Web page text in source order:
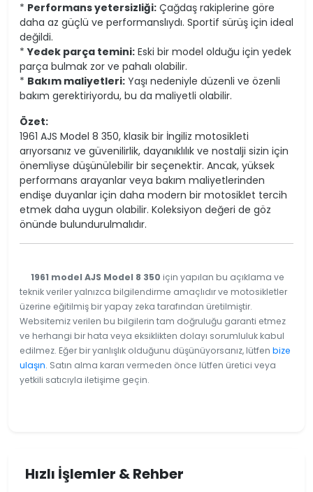
* Performans yetersizliği: Çağdaş rakiplerine göre
daha az güçlü ve performanslıydı. Sportif sürüş için ideal
değildi.
*Yedek parça temini: Eski bir model olduğu için yedek
parça bulmak zor ve pahalı olabilir.
* Bakım maliyetleri: Yaşı nedeniyle düzenli ve özenli
bakım gerektiriyordu, bu da maliyetli olabilir.
Özet:
1961 AJS Model 8 350, klasik bir İngiliz motosikleti
arıyorsanız ve güvenilirlik, dayanıklılık ve nostalji sizin için
önemliyse düşünülebilir bir seçenektir. Ancak, yüksek
performans arayanlar veya bakım maliyetlerinden
endişe duyanlar için daha modern bir motosiklet tercih
etmek daha uygun olabilir. Koleksiyon değeri de göz
önünde bulundurulmalıdır.
1961 model AJS Model 8 350 için yapılan bu açıklama ve
teknik veriler yalnızca bilgilendirme amaçlıdır ve motosikletler
üzerine eğitilmiş bir yapay zeka tarafından üretilmiştir.
Websitemiz verilen bu bilgilerin tam doğruluğu garanti etmez
ve herhangi bir hata veya eksiklikten dolayı sorumluluk kabul
edilmez. Eğer bir yanlışlık olduğunu düşünüyorsanız, lütfen bize
ulaşın. Satın alma kararı vermeden önce lütfen üretici veya
yetkili satıcıyla iletişime geçin.
Hızlı İşlemler & Rehber